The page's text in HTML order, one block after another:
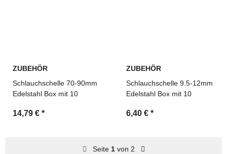
ZUBEHÖR
Schlauchschelle 70-90mm
Edelstahl Box mit 10
14,79 € *
ZUBEHÖR
Schlauchschelle 9.5-12mm
Edelstahl Box mit 10
6,40 € *
Seite 1von 2